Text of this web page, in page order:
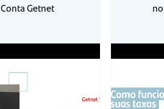
Conta Getnet